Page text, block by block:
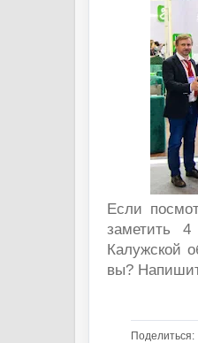
Если
заметить
Калужской
вы?
Поделиться: